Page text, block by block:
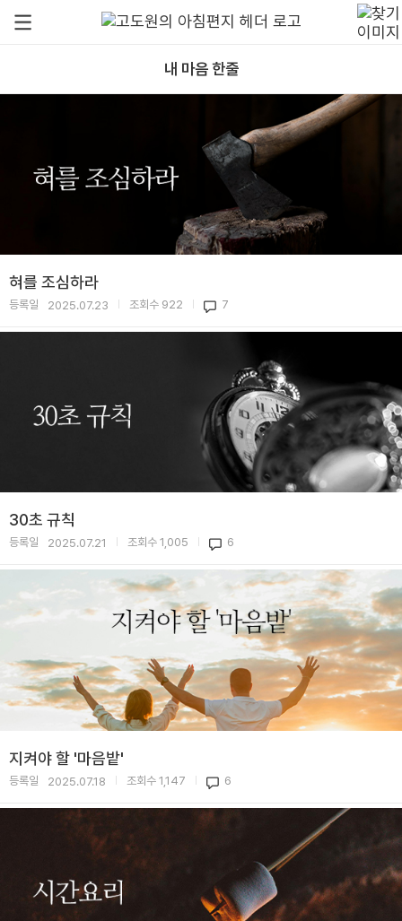
내 마음 한줄
혀를 조심하라
등록일 2025.07.23 조회수 922 7
30초 규칙
등록일 2025.07.21 조회수 1,005 6
지켜야 할 '마음밭'
등록일 2025.07.18 조회수 1,147 6